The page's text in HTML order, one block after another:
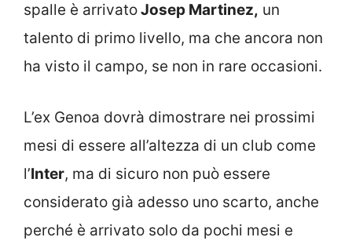
spalle è arrivatoJosep Martinez, un
talento di primo livello, ma che ancora non
ha visto il campo, se non in rare occasioni.
L’ex Genoa dovrà dimostrare nei prossimi
mesi di essere all’altezza di un club come
l’Inter, ma di sicuro non può essere
considerato già adesso uno scarto, anche
perché è arrivato solo da pochi mesi e